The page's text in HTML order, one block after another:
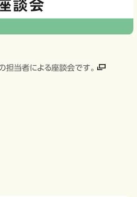
担当者による座談会です。